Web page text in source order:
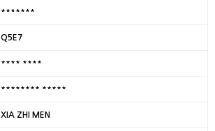
*******
Q5E7
**** ****
******** *****
XIA ZHI MEN